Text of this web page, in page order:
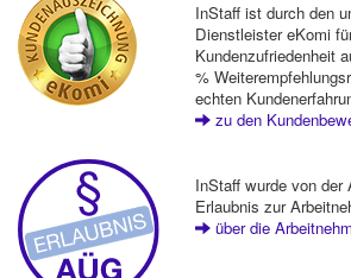
InStaff ist durch den
Dienstleister eKomi
Kundenzufriedenheit
%
echten
zu den
InStaff wurde von der
Erlaubnis zur
über die